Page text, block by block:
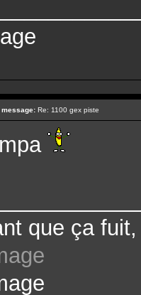
message: Re: 1100 gex piste
que ça